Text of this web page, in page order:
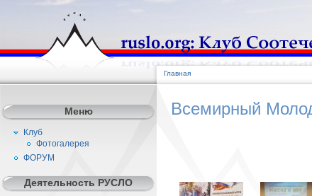
Главная
Всемирный
Меню
Клуб
Фотогалерея
ФОРУМ
Деятельность РУСЛО